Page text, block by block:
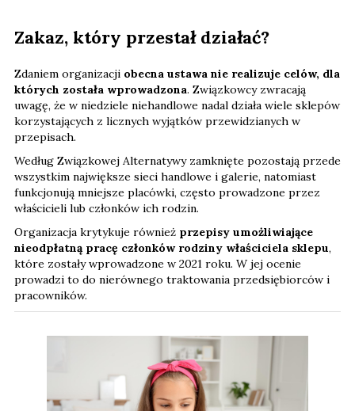
Zakaz, który przestał działać?
Zdaniem organizacji obecna ustawa nie realizuje celów, dla
których została wprowadzona. Związkowcy zwracają
uwagę, że w niedziele niehandlowe nadal działa wiele sklepów
korzystających z licznych wyjątków przewidzianych w
przepisach.
Według Związkowej Alternatywy zamknięte pozostają przede
wszystkim największe sieci handlowe i galerie, natomiast
funkcjonują mniejsze placówki, często prowadzone przez
właścicieli lub członków ich rodzin.
Organizacja krytykuje również przepisy umożliwiające
nieodpłatną pracę członków rodziny właściciela sklepu,
które zostały wprowadzone w 2021 roku. W jej ocenie
prowadzi to do nierównego traktowania przedsiębiorców i
pracowników.